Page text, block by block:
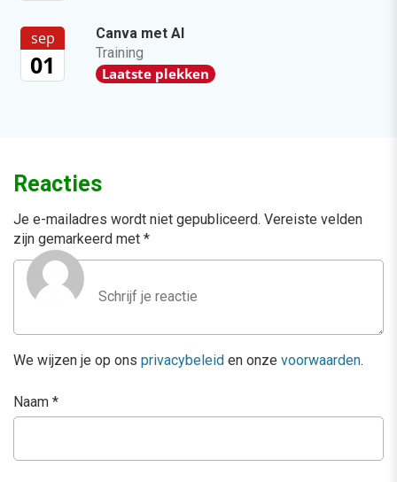
sep
01
Canva met AI
Training
Laatste plekken
Reacties
Je e-mailadres wordt niet gepubliceerd. Vereiste velden
zijn gemarkeerd met *
We wijzen je op ons privacybeleid en onze voorwaarden.
Naam *